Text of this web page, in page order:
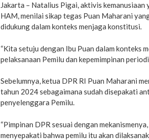
Jakarta – Natalius Pigai, aktivis
HAM, menilai sikap tegas Puan Maharani
didukung dalam konteks menjaga konstitusi.
“Kita setuju dengan Ibu Puan dalam konteks
pelaksanaan Pemilu dan kepemimpinan
Sebelumnya, ketua DPR RI Puan Maharani
tahun 2024 sebagaimana sudah disepakati
penyelenggara Pemilu.
“Pimpinan DPR sesuai dengan
menyepakati bahwa pemilu itu akan